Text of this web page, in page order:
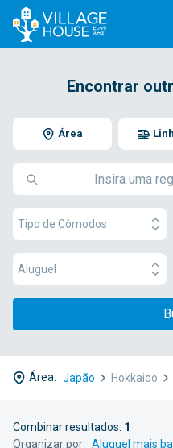
Encontrar
Área
Tipo de Cômodos
Aluguel
Área: Japão Hokkaido
Combinar resultados: 1
Organizar por: